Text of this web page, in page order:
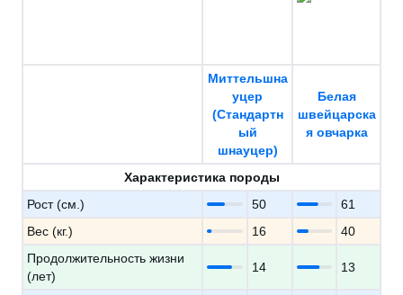
Миттельшна
уцер
(Стандартн
ый
шнауцер)
Белая
швейцарска
я овчарка
Характеристика породы
Рост (см.)
50
61
Вес (кг.)
16
40
Продолжительность жизни
(лет)
14 13